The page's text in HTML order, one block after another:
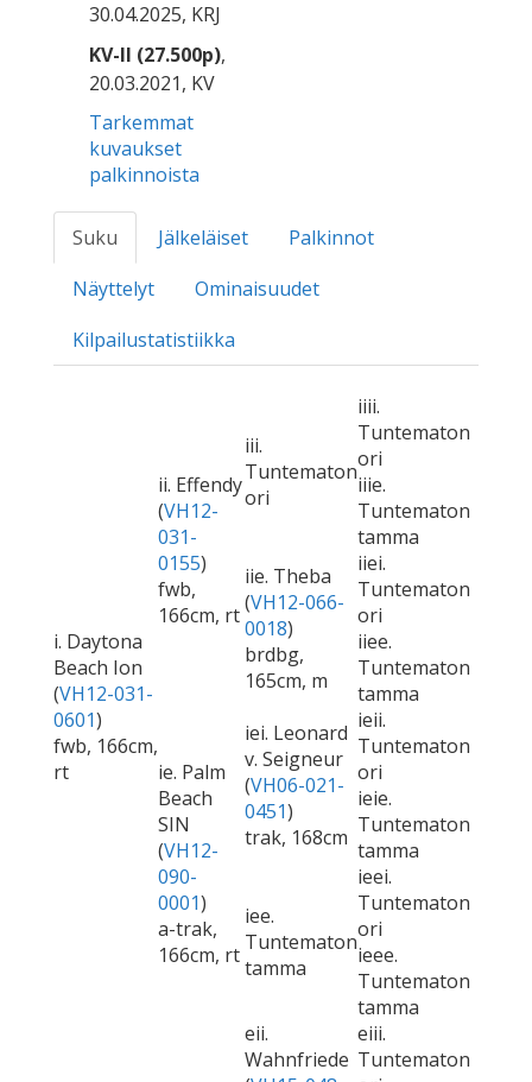
30.04.2025, KRJ
KV-II (27.500p),
20.03.2021, KV
Tarkemmat
kuvaukset
palkinnoista
Suku Jälkeläiset
Palkinnot
Näyttelyt
Ominaisuudet
Kilpailustatistiikka
i. Daytona
Beach Ion
(VH12-031-
0601)
fwb, 166cm,
rt
ii. Effendy
(VH12-
031-
0155)
fwb,
166cm, rt
iii.
Tuntematon
ori
iiii.
Tuntematon
ori
iiie.
Tuntematon
tamma
iie. Theba
(VH12-066-
0018)
brdbg,
165cm, m
iiei.
Tuntematon
ori
iiee.
Tuntematon
tamma
ie. Palm
Beach
SIN
(VH12-
090-
0001)
a-trak,
166cm, rt
iei. Leonard
v. Seigneur
(VH06-021-
0451)
trak, 168cm
ieii.
Tuntematon
ori
ieie.
Tuntematon
tamma
iee.
Tuntematon
tamma
ieei.
Tuntematon
ori
ieee.
Tuntematon
tamma
eii.
Wahnfriede
eiii.
Tuntematon